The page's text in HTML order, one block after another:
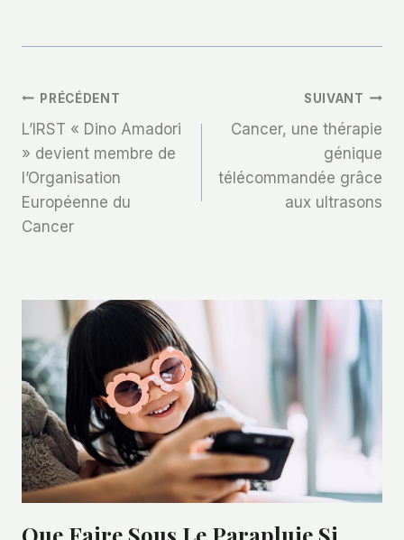
Navigation
De
L’article
PRÉCÉDENT
L’IRST « Dino Amadori
» devient membre de
l’Organisation
Européenne du
Cancer
SUIVANT
Cancer, une thérapie
génique
télécommandée grâce
aux ultrasons